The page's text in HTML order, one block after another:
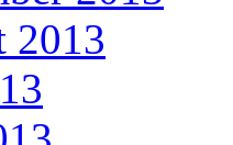
2013